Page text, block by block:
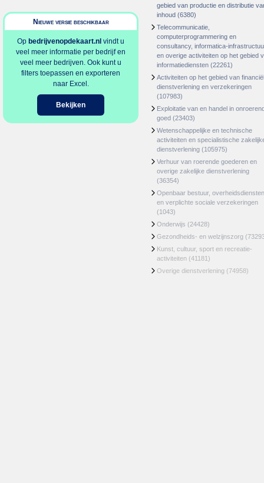
Nieuwe versie beschikbaar
Op bedrijvenopdekaart.nl vindt u
veel meer informatie per bedrijf en
veel meer bedrijven. Ook kunt u
filters toepassen en exporteren
naar Excel.
Bekijken
gebied van productie en distributie
inhoud (6380)
Telecommunicatie,
computerprogrammering en
consultancy, informatica-
en overige activiteiten op het gebied
informatiediensten (22261)
Activiteiten op het gebied van
dienstverlening en verzekeringen
(107983)
Exploitatie van en handel in
goed (23403)
Wetenschappelijke en technische
activiteiten en specialistische
dienstverlening (105975)
Verhuur van roerende goederen en
overige zakelijke dienstverlening
(36354)
Openbaar bestuur, overheidsdiensten
en verplichte sociale verzekeringen
(1043)
Onderwijs (24428)
Gezondheids- en welzijnszorg
Kunst, cultuur, sport en recreatie-
activiteiten (41181)
Overige dienstverlening (74958)